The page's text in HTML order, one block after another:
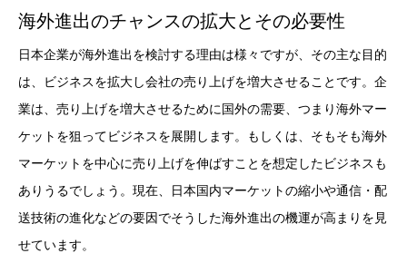
海外進出のチャンスの拡大とその必要性
日本企業が海外進出を検討する理由は様々ですが、その主な目的
は、ビジネスを拡大し会社の売り上げを増大させることです。企
業は、売り上げを増大させるために国外の需要、つまり海外マー
ケットを狙ってビジネスを展開します。もしくは、そもそも海外
マーケットを中心に売り上げを伸ばすことを想定したビジネスも
ありうるでしょう。現在、日本国内マーケットの縮小や通信・配
送技術の進化などの要因でそうした海外進出の機運が高まりを見
せています。